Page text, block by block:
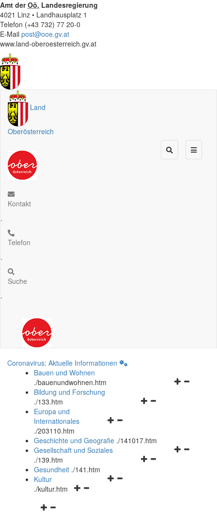
Amt derOö. Landesregierung
4021 Linz • Landhausplatz 1
Telefon (+43 732) 77 20-0
E-Mail post@ooe.gv.at
www.land-oberoesterreich.gv.at
Land
Oberösterreich
Kontakt
.
Telefon
.
Suche
.
Coronavirus: Aktuelle Informationen
Bauen und Wohnen
./bauenundwohnen.htm
Navigationsmenü
Bildung und Forschung
./133.htm
Navigationsmenü
und
schließen
Europa und
Internationales
./203110.htm
Geschichte und Geografie ./141017.htm
Navigationsmenü
Gesellschaft und Soziales
./139.htm
Navigationsmenü
Gesundheit ./141.htm
Navigationsmenü
Kultur
./kultur.htm
Navigationsmenü